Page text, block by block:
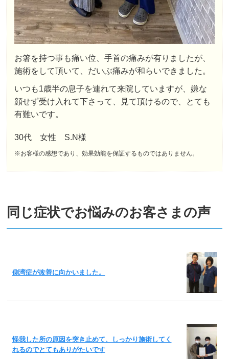
お箸を持つ事も痛い位、手首の痛みが有りましたが、
施術をして頂いて、だいぶ痛みが和らいできました。
いつも1歳半の息子を連れて来院していますが、嫌な
顔せず受け入れて下さって、見て頂けるので、とても
有難いです。
30代 女性 S.N様
※お客様の感想であり、効果効能を保証するものではありません。
同じ症状でお悩みのお客さまの声
側湾症が改善に向かいました。
怪我した所の原因を突き止めて、しっかり施術してく
れるのでとてもありがたいです